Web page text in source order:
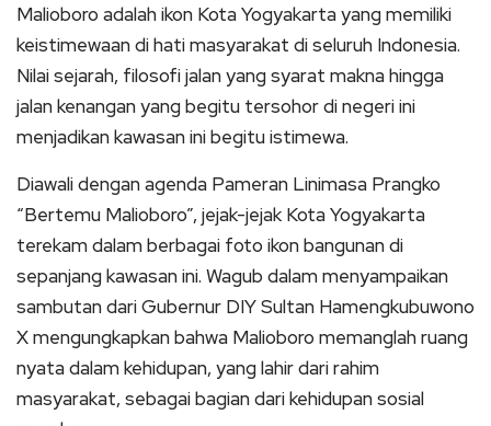
Malioboro adalah ikon Kota Yogyakarta yang memiliki
keistimewaan di hati masyarakat di seluruh Indonesia.
Nilai sejarah, filosofi jalan yang syarat makna hingga
jalan kenangan yang begitu tersohor di negeri ini
menjadikan kawasan ini begitu istimewa.
Diawali dengan agenda Pameran Linimasa Prangko
“Bertemu Malioboro”, jejak-jejak Kota Yogyakarta
terekam dalam berbagai foto ikon bangunan di
sepanjang kawasan ini. Wagub dalam menyampaikan
sambutan dari Gubernur DIY Sultan Hamengkubuwono
X mengungkapkan bahwa Malioboro memanglah ruang
nyata dalam kehidupan, yang lahir dari rahim
masyarakat, sebagai bagian dari kehidupan sosial